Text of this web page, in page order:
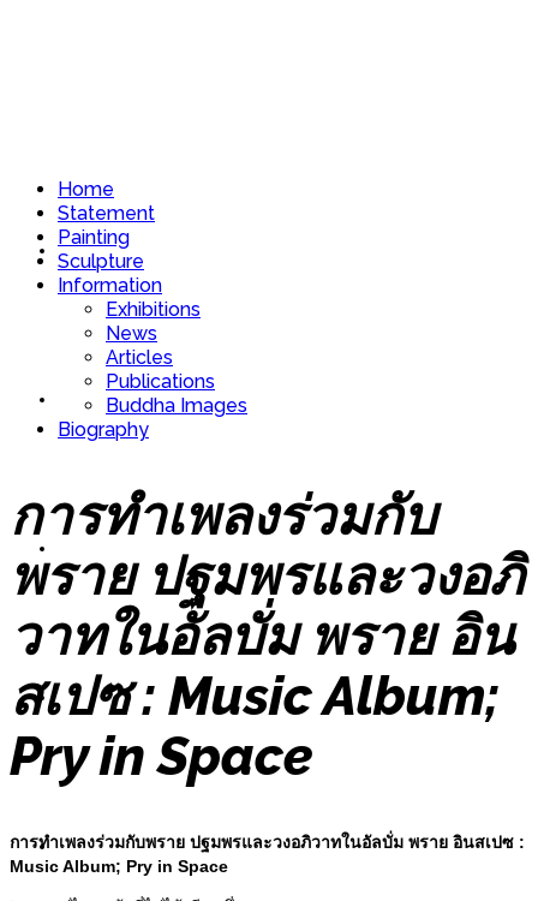
Home
Statement
Sculpture
Information
Home
Statement
Painting
Sculpture
Information
Exhibitions
News
Articles
Publications
Buddha Images
Biography
การทำเพลงร่วมกับ
พราย ปฐมพรและวงอภิ
วาทในอัลบั่ม พราย อิน
สเปซ : Music Album;
Pry in Space
การทำเพลงร่วมกับพราย ปฐมพรและวงอภิวาทในอัลบั่ม พราย อินสเปซ :
Music Album; Pry in Space